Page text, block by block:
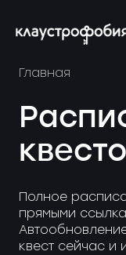
Главная
Полное
прямыми
квест сейчас и